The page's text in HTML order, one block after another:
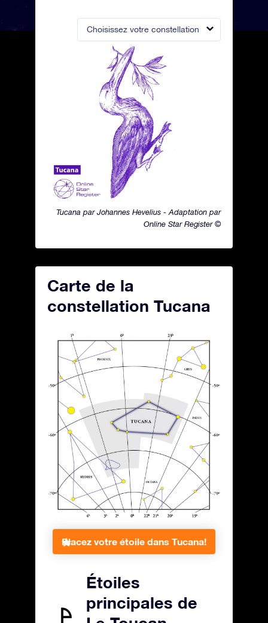
Choisissez votre constellation
Tucana par Johannes Hevelius - Adaptation par
Online Star Register ©
Carte de la
constellation Tucana
Placez votre étoile dans Tucana!
Étoiles
principales de